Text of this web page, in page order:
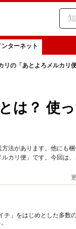
ンターネット
リの「あとよろメルカリ
は？ 使
法があります。他にも
カリ便」です。今回は
」をはじめとした多数